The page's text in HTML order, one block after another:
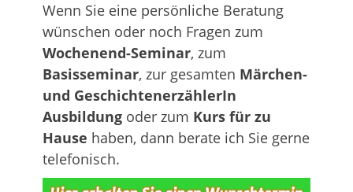
Wenn Sie eine persönliche Beratung
wünschen oder noch Fragen zum
Wochenend-Seminar, zum
Basisseminar, zur gesamten Märchen-
und GeschichtenerzählerIn
Ausbildung oder zum Kurs für zu
Hause haben, dann berate ich Sie gerne
telefonisch.